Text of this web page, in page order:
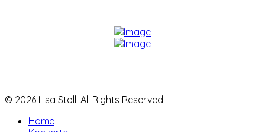
© 2026 Lisa Stoll. All Rights Reserved.
Home